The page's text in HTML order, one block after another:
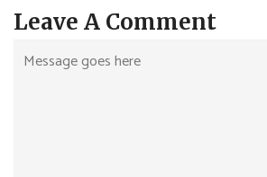
Leave A Comment